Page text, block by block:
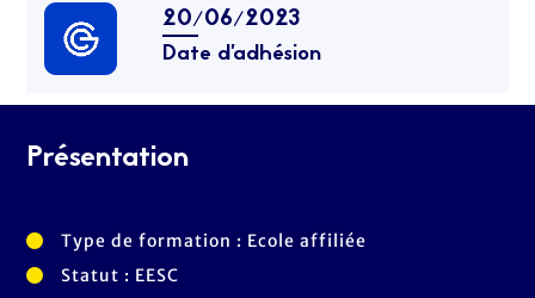
20/06/2023
Date d’adhésion
Présentation
Type de formation : Ecole affiliée
Statut : EESC